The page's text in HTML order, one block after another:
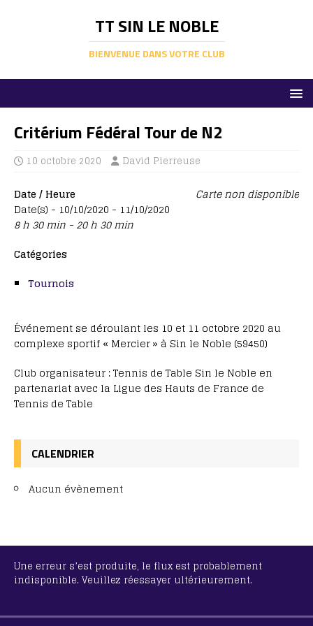
TT SIN LE NOBLE
BIENVENUE DANS VOTRE CLUB
Critérium Fédéral Tour de N2
10 octobre 2020 David Pierreuse
Carte non disponible
Date / Heure
Date(s) - 10/10/2020 - 11/10/2020
8 h 30 min - 20 h 30 min
Catégories
Tournois
Événement se déroulant les 10 et 11 octobre 2020 au
complexe sportif « Mercier » à Sin le Noble (59450)
Club organisateur : Tennis de Table Sin le Noble en
partenariat avec la Ligue des Hauts de France de
Tennis de Table
CALENDRIER
Aucun évènement
Une erreur s’est produite, le flux est probablement
indisponible. Veuillez réessayer ultérieurement.